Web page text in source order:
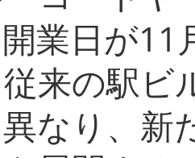
業日が11
来の駅ビ
なり、新